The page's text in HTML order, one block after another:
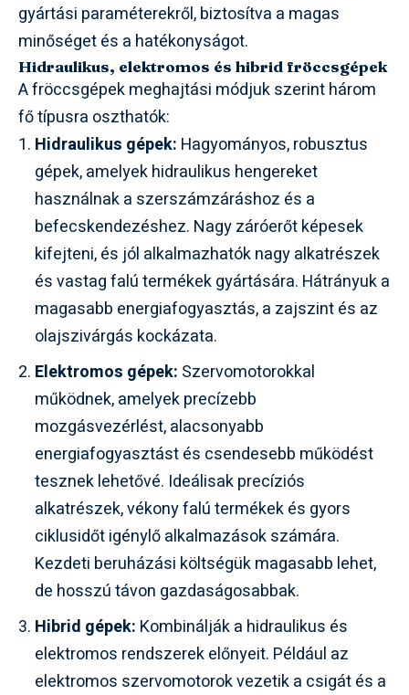
gyártási paraméterekről, biztosítva a magas
minőséget és a hatékonyságot.
Hidraulikus, elektromos és hibrid fröccsgépek
A fröccsgépek meghajtási módjuk szerint három
fő típusra oszthatók:
Hidraulikus gépek: Hagyományos, robusztus
gépek, amelyek hidraulikus hengereket
használnak a szerszámzáráshoz és a
befecskendezéshez. Nagy záróerőt képesek
kifejteni, és jól alkalmazhatók nagy alkatrészek
és vastag falú termékek gyártására. Hátrányuk a
magasabb energiafogyasztás, a zajszint és az
olajszivárgás kockázata.
Elektromos gépek: Szervomotorokkal
működnek, amelyek precízebb
mozgásvezérlést, alacsonyabb
energiafogyasztást és csendesebb működést
tesznek lehetővé. Ideálisak precíziós
alkatrészek, vékony falú termékek és gyors
ciklusidőt igénylő alkalmazások számára.
Kezdeti beruházási költségük magasabb lehet,
de hosszú távon gazdaságosabbak.
Hibrid gépek: Kombinálják a hidraulikus és
elektromos rendszerek előnyeit. Például az
elektromos szervomotorok vezetik a csigát és a